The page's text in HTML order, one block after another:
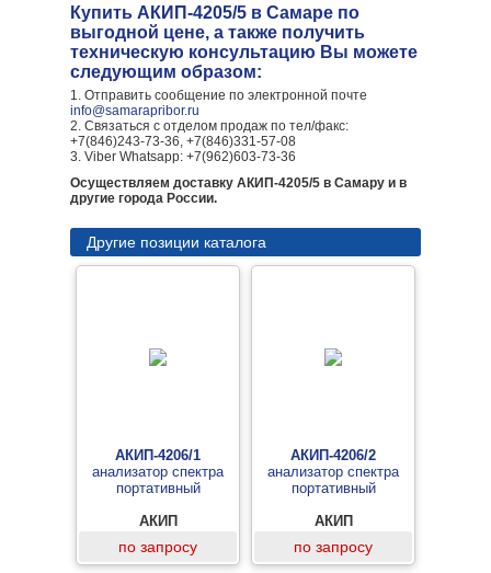
Купить АКИП-4205/5 в Самаре по
выгодной цене, а также получить
техническую консультацию Вы можете
следующим образом:
1. Отправить сообщение по электронной почте
info@samarapribor.ru
2. Связаться с отделом продаж по тел/факс:
+7(846)243-73-36, +7(846)331-57-08
3. Viber Whatsapp: +7(962)603-73-36
Осуществляем доставку АКИП-4205/5 в Самару и в
другие города России.
Другие позиции каталога
АКИП-4206/1
анализатор спектра
портативный
АКИП
по запросу
АКИП-4206/2
анализатор спектра
портативный
АКИП
по запросу